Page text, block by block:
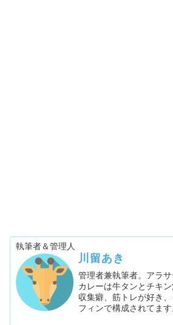
執筆者＆管理人
川留あき
管理者兼執筆者。アラサ
カレーは牛タンとチキン
収集癖、筋トレが好き
フィンで構成されてます